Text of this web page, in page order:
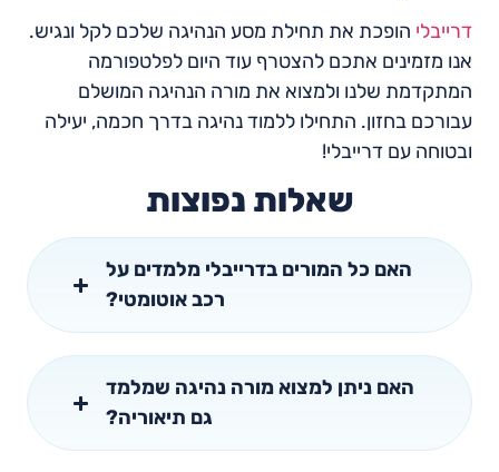
דרייבלי הופכת את תחילת מסע הנהיגה שלכם לקל ונגיש.
אנו מזמינים אתכם להצטרף עוד היום לפלטפורמה
המתקדמת שלנו ולמצוא את מורה הנהיגה המושלם
עבורכם בחזון. התחילו ללמוד נהיגה בדרך חכמה, יעילה
ובטוחה עם דרייבלי!
שאלות נפוצות
האם כל המורים בדרייבלי מלמדים על
רכב אוטומטי?
האם ניתן למצוא מורה נהיגה שמלמד
גם תיאוריה?